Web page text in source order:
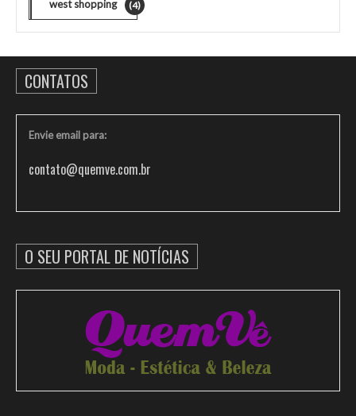
west shopping (4)
CONTATOS
Envie email para:
contato@quemve.com.br
O SEU PORTAL DE NOTÍCIAS